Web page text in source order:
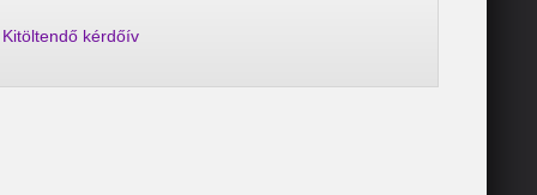
Kitöltendő kérdőív